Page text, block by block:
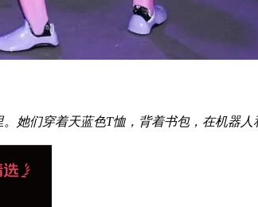
她们穿着天蓝色T恤，背着书包，在机器人